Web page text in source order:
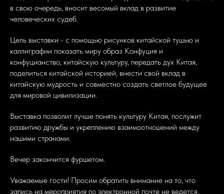
в свою очередь, вносит весомый вклад в развитие
человеческих судеб.
Цель выставки - с помощью рисунков китайской тушью и
каллиграфии показать миру образ Конфуция и
конфуцианство, китайскую культуру, передать дух Китая,
поделиться китайской историей, внести свой вклад в
китайскую мудрость и совместно создать светлое будущее
для мировой цивилизации.
Выставка позволит лучше понять культуру Китая, послужит
развитию дружбы и укреплению взаимоотношений между
нашими странами.
Вечер закончится фуршетом.
Уважаемые гости! Просим обратить внимание на то, что
запись на мероприятия по электронной почте не ведется.